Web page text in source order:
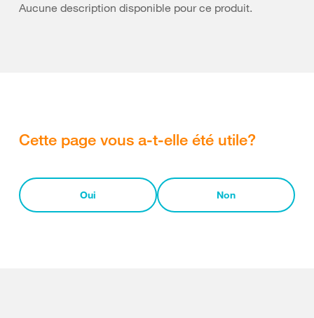
Aucune description disponible pour ce produit.
Cette page vous a-t-elle été utile?
Oui Non